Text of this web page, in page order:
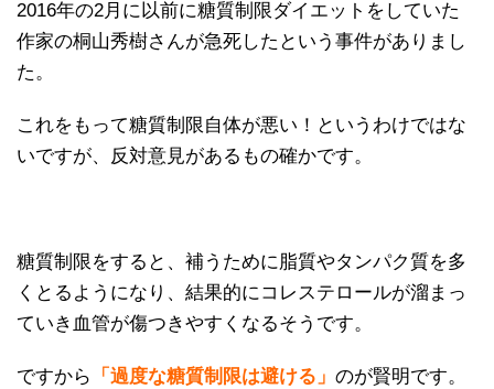
2016年の2月に以前に糖質制限ダイエットをしていた
作家の桐山秀樹さんが急死したという事件がありまし
た。
これをもって糖質制限自体が悪い！というわけではな
いですが、反対意見があるもの確かです。
糖質制限をすると、補うために脂質やタンパク質を多
くとるようになり、結果的にコレステロールが溜まっ
ていき血管が傷つきやすくなるそうです。
ですから 「過度な糖質制限は避ける」 のが賢明です。